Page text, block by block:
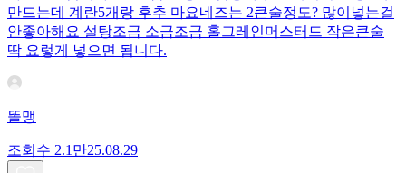
만드는데 계란5개랑 후추 마요네즈는 2큰술정도? 많이넣는걸
안좋아해요 설탕조금 소금조금 홀그레인머스터드 작은큰술
딱 요렇게 넣으면 됩니다.
똘맹
조회수 2.1만25.08.29